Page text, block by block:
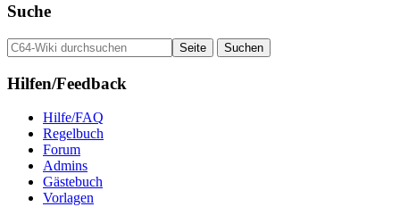
Suche
Hilfen/Feedback
Hilfe/FAQ
Regelbuch
Forum
Admins
Gästebuch
Vorlagen